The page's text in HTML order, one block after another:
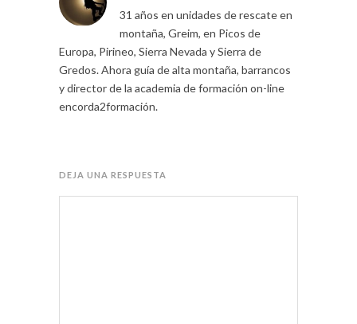
31 años en unidades de rescate en
montaña, Greim, en Picos de
Europa, Pirineo, Sierra Nevada y Sierra de
Gredos. Ahora guía de alta montaña, barrancos
y director de la academia de formación on-line
encorda2formación.
DEJA UNA RESPUESTA